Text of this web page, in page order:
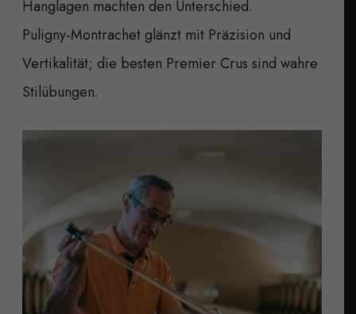
Hanglagen machten den Unterschied.
Puligny-Montrachet glänzt mit Präzision und
Vertikalität; die besten Premier Crus sind wahre
Stilübungen.